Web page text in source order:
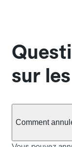
sur
Comment